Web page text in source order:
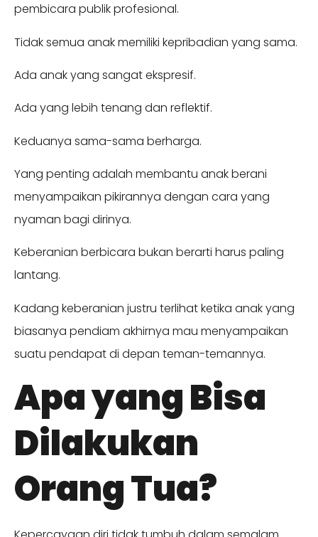
pembicara publik profesional.
Tidak semua anak memiliki kepribadian yang sama.
Ada anak yang sangat ekspresif.
Ada yang lebih tenang dan reflektif.
Keduanya sama-sama berharga.
Yang penting adalah membantu anak berani
menyampaikan pikirannya dengan cara yang
nyaman bagi dirinya.
Keberanian berbicara bukan berarti harus paling
lantang.
Kadang keberanian justru terlihat ketika anak yang
biasanya pendiam akhirnya mau menyampaikan
suatu pendapat di depan teman-temannya.
Apa yang Bisa
Dilakukan
Orang Tua?